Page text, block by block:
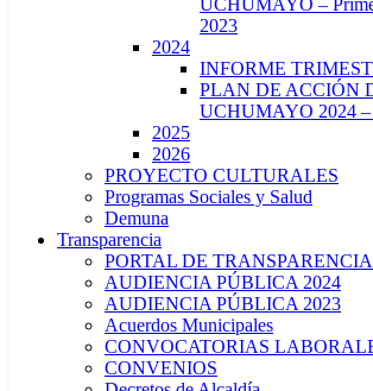
UCHUMAYO –
2023
2024
INFORME
PLAN DE ACCIÓN
UCHUMAYO 2024 –
2025
2026
PROYECTO CULTURALES
Programas Sociales y Salud
Demuna
Transparencia
PORTAL DE TRANSPARENCIA
AUDIENCIA PÚBLICA 2024
AUDIENCIA PÚBLICA 2023
Acuerdos Municipales
CONVOCATORIAS
CONVENIOS